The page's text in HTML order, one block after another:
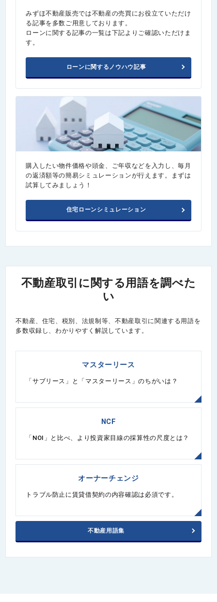
みずほ不動産販売では不動産の売買にお役立ていただけ
る記事を多数ご用意しております。
ローンに関する記事の一覧は下記よりご確認いただけま
す。
ローンに関するノウハウ記事
購入したい物件価格や頭金、ご年収などを入力し、毎月
の返済額等の簡易シミュレーションが行えます。まずは
試算してみましょう！
住宅ローンシミュレーション
不動産取引に関する用語を調べた
い
不動産、住宅、税別、法規制等、不動産取引に関連する用語を
多数収録し、わかりやすく解説しています。
マスターリース
「サブリース」と「マスターリース」のちがいは？
NCF
「NOI」と比べ、より投資家目線の採算性の尺度とは？
オーナーチェンジ
トラブル防止に賃貸借契約の内容確認は必須です。
不動産用語集